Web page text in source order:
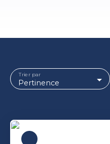
Pertinence
Trier par